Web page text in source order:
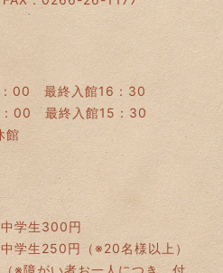
00 最終入館16：30
00 最終入館15：30
館
学生300円
学生250円（※20名様以上）
※障がい者お一人につき、付